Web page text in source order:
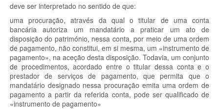
deve ser interpretado no sentido de que:
uma procuração, através da qual o titular de uma conta
bancária autoriza um mandatário a praticar um ato de
disposição do património, nessa conta, por meio de uma ordem
de pagamento, não constitui, em si mesma, um «instrumento de
pagamento», na aceção desta disposição. Todavia, um conjunto
de procedimentos, acordado entre o titular dessa conta e o
prestador de serviços de pagamento, que permita que o
mandatário designado nessa procuração emita uma ordem de
pagamento a partir da referida conta, pode ser qualificado de
«instrumento de pagamento»